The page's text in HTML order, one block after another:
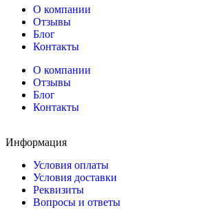
О компании
Отзывы
Блог
Контакты
О компании
Отзывы
Блог
Контакты
Информация
Условия оплаты
Условия доставки
Реквизиты
Вопросы и ответы